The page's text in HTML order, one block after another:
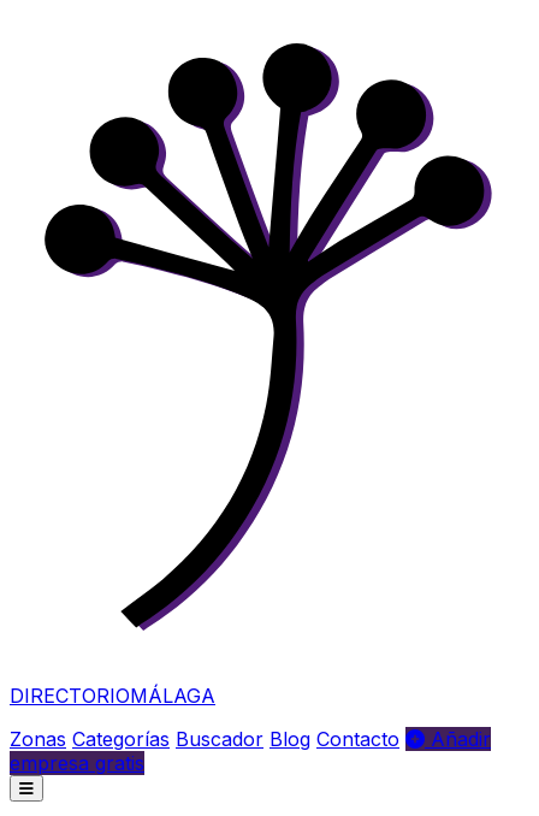
DIRECTORIOMÁLAGA
Zonas Categorías Buscador Blog Contacto
Añadir
empresa gratis